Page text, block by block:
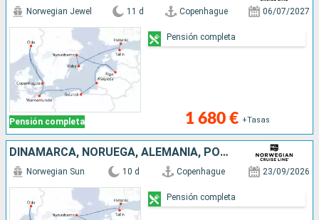
Pensión completa
Norwegian Jewel 11 d Copenhague 06/07/2027
1 680 € +Tasas
Pensión completa
DINAMARCA, NORUEGA, ALEMANIA, POLONIA, LITUANIA, LETONIA, SUECIA, ESTONIA, FINLANDIA
Norwegian Sun 10 d Copenhague 23/09/2026
Pensión completa